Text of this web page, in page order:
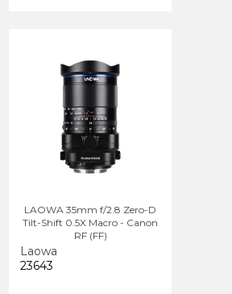
LAOWA 35mm f/2.8 Zero-D
Tilt-Shift 0.5X Macro - Canon
RF (FF)
Laowa
23643